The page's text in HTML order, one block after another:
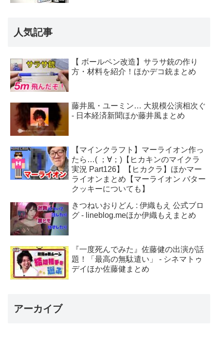
人気記事
【 ボールペン改造】サラサ銃の作り
方・材料を紹介！ほかデコ銃まとめ
藤井風・ユーミン… 大規模公演相次ぐ
- 日本経済新聞ほか藤井風まとめ
【マインクラフト】マーライオン作っ
たら…( ；∀；)【ヒカキンのマイクラ
実況 Part126】【ヒカクラ】ほかマー
ライオンまとめ【マーライオン バター
クッキーについても】
きつねいおりどん : 伊織もえ 公式ブロ
グ - lineblog.meほか伊織もえまとめ
『一度死んでみた』佐藤健の出演が話
題！「最高の無駄遣い」 - シネマトゥ
デイほか佐藤健まとめ
アーカイブ